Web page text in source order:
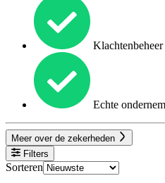
Klachtenbeheer
Echte
Meer over de zekerheden
Filters
Sorteren